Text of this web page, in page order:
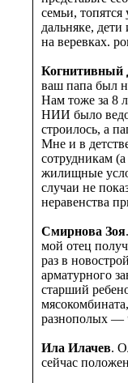
семьи, топятся
дальняке,
на веревках.
Когнитивный
ваш папа был
Нам тоже за 8
НИИ было
строилось, а
Мне и в
сотрудникам
жилищные
случаи не
неравенства
Смирнова Зоя
мой отец
раз в
арматурного
старший
разнополых —
Ила Илачев.
сейчас